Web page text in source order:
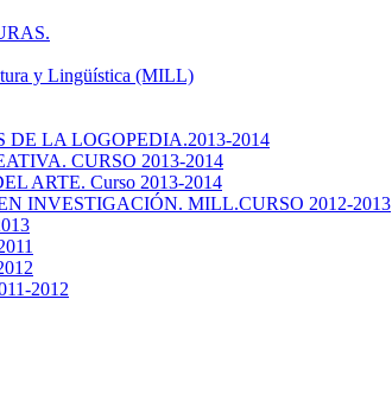
y Lingüística (MILL)
LA LOGOPEDIA.2013-2014
CURSO 2013-2014
ARTE. Curso 2013-2014
INVESTIGACIÓN. MILL.CURSO 2012-2013
2012